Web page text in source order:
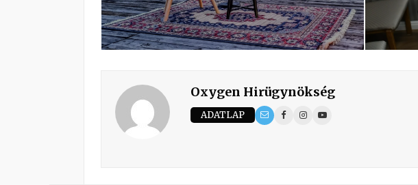
Oxygen Hirügynökség
ADATLAP